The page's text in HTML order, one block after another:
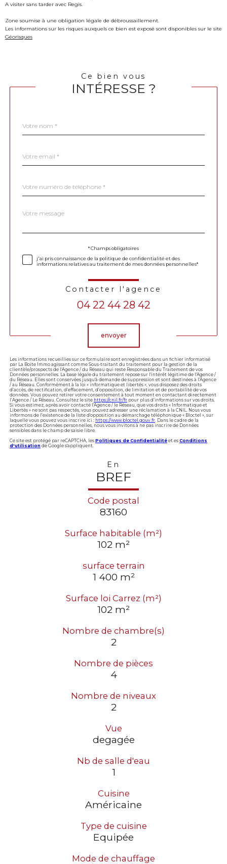
A visiter sans tarder avec Regis.
Zone soumise à une obligation légale de débroussaillement.
Les informations sur les risques auxquels ce bien est exposé sont disponibles sur le site
Géorisques
Ce bien vous
INTÉRESSE ?
par
*
*
*
Fieldset
Message
*
* Champs obligatoires
j'ai pris connaissance de la politique de confidentialité et des
informations relatives au traitement de mes données personnelles*
Contacter l'agence
04 22 44 28 42
envoyer
Les informations recueillies sur ce formulaire sont enregistrées dans un fichier informatisé
par La Boite Immo agissant comme Sous-traitant du traitement pour la gestion de la
clientèle/prospects de l'Agence / du Réseau qui reste Responsable du Traitement de vos
Données personnelles. La base légale du traitement repose sur l'intérêt légitime de l'Agence /
du Réseau. Elles sont conservées jusqu'à demande de suppression et sont destinées à l'Agence
/ au Réseau. Conformément à la loi « informatique et libertés », vous disposez des droits
d’accès, de rectification, d’effacement, d’opposition, de limitation et de portabilité de vos
données. Vous pouvez retirer votre consentement à tout moment en contactant directement
l’Agence / Le Réseau. Consultez le site https://cnil.fr/fr pour plus d’informations sur vos droits.
Si vous estimez, après avoir contacté l'Agence / le Réseau, que vos droits « Informatique et
Libertés » ne sont pas respectés, vous pouvez adresser une réclamation à la CNIL. Nous vous
informons de l’existence de la liste d'opposition au démarchage téléphonique « Bloctel », sur
laquelle vous pouvez vous inscrire ici : https://www.bloctel.gouv.fr. Dans le cadre de la
protection des Données personnelles, nous vous invitons à ne pas inscrire de Données
sensibles dans le champ de saisie libre.
Ce site est protégé par reCAPTCHA, les Politiques de Confidentialité et es Conditions
d'utilisation de Google s'appliquent.
En
BREF
Code postal
83160
Surface habitable (m²)
102 m²
surface terrain
1 400 m²
Surface loi Carrez (m²)
102 m²
Nombre de chambre(s)
2
Nombre de pièces
4
Nombre de niveaux
2
Vue
degagée
Nb de salle d'eau
1
Cuisine
Américaine
Type de cuisine
Equipée
Mode de chauffage